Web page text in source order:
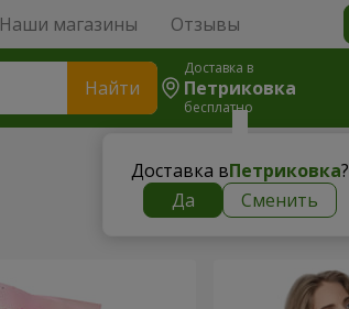
Наши магазины Отзывы
Найти
Доставка в
Петриковка
бесплатно
Доставка вПетриковка?
Да
Сменить